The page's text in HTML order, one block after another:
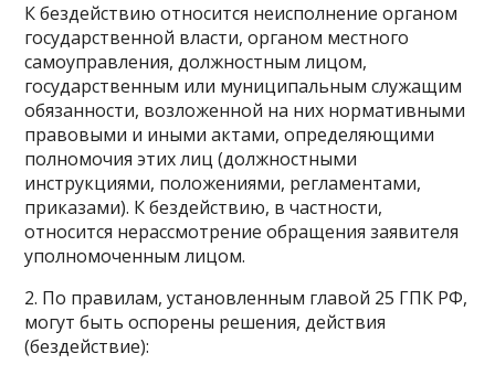
К бездействию относится неисполнение органом
государственной власти, органом местного
самоуправления, должностным лицом,
государственным или муниципальным служащим
обязанности, возложенной на них нормативными
правовыми и иными актами, определяющими
полномочия этих лиц (должностными
инструкциями, положениями, регламентами,
приказами). К бездействию, в частности,
относится нерассмотрение обращения заявителя
уполномоченным лицом.
2. По правилам, установленным главой 25 ГПК РФ,
могут быть оспорены решения, действия
(бездействие):